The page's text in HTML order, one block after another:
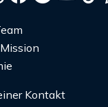
Kontakt